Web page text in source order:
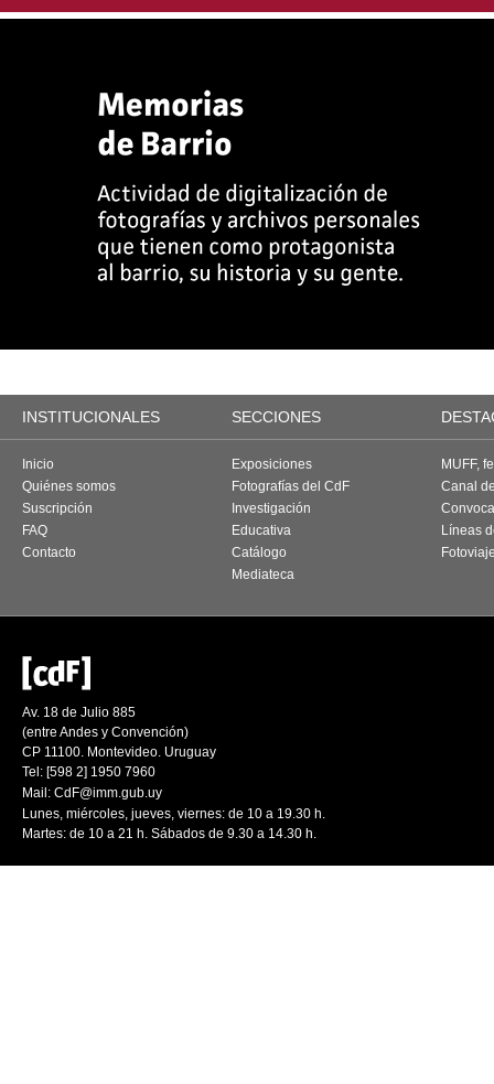
INSTITUCIONALES SECCIONES
Inicio
Quiénes somos
Suscripción
FAQ
Contacto
Exposiciones
Fotografías del CdF
Investigación
Educativa
Catálogo
Mediateca
MUFF,
Canal
Líneas
Av. 18 de Julio 885
(entre Andes y Convención)
CP 11100. Montevideo. Uruguay
Tel: [598 2] 1950 7960
Mail: CdF@imm.gub.uy
Lunes, miércoles, jueves, viernes: de 10 a 19.30 h.
Martes: de 10 a 21 h. Sábados de 9.30 a 14.30 h.